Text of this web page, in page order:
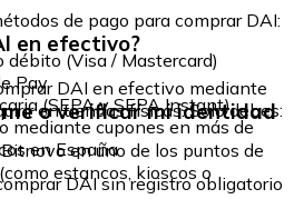
de pago para comprar DAI:
débito (Visa / Mastercard)
Pay
(SEPA y SEPA Instant)
mediante cupones en más de
en España
en efectivo?
DAI en efectivo mediante
en tiendas físicas. Solo debes:
en uno de los puntos de
estancos, kioscos o
o verificar mi identidad
DAI sin registro obligatorio